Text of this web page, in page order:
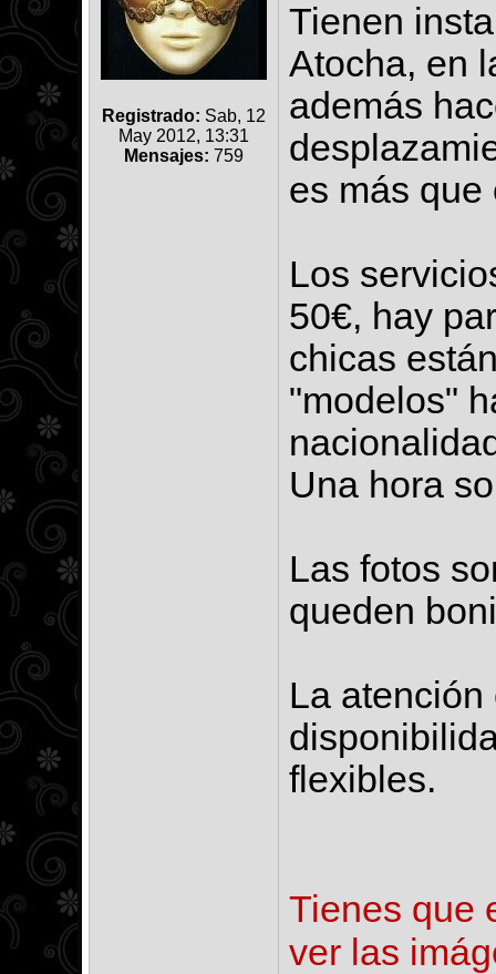
Registrado: Sab, 12
May 2012, 13:31
Mensajes: 759
Tienen
Atocha, en
además
es más que
Los
50€, hay
chicas
"modelos"
Una hora
Las fotos
queden
La
flexibles.
Tienes que
ver las